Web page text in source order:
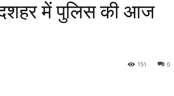
में पुलिस की आज
0
151